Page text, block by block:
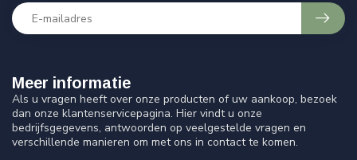
Meer informatie
Als u vragen heeft over onze producten of uw aankoop, bezoek
dan onze klantenservicepagina. Hier vindt u onze
bedrijfsgegevens, antwoorden op veelgestelde vragen en
verschillende manieren om met ons in contact te komen.